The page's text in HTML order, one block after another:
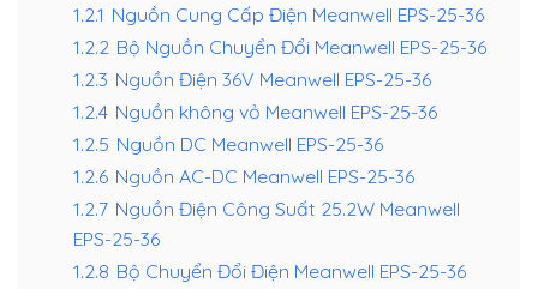
1.2.1 Nguồn Cung Cấp Điện Meanwell EPS-25-36
1.2.2 Bộ Nguồn Chuyển Đổi Meanwell EPS-25-36
1.2.3 Nguồn Điện 36V Meanwell EPS-25-36
1.2.4 Nguồn không vỏ Meanwell EPS-25-36
1.2.5 Nguồn DC Meanwell EPS-25-36
1.2.6 Nguồn AC-DC Meanwell EPS-25-36
1.2.7 Nguồn Điện Công Suất 25.2W Meanwell
EPS-25-36
1.2.8 Bộ Chuyển Đổi Điện Meanwell EPS-25-36